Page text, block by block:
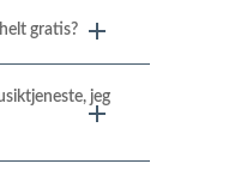
gratis?
jeg